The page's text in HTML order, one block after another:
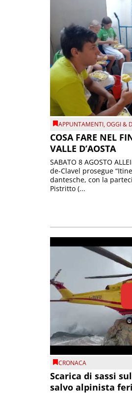
APPUNTAMENTI,OGGI &
COSA FARE NEL
VALLE D’AOSTA
SABATO 8 AGOSTO
de-Clavel prosegue
dantesche, con la
Pistritto (...
CRONACA
Scarica di sassi
salvo alpinista